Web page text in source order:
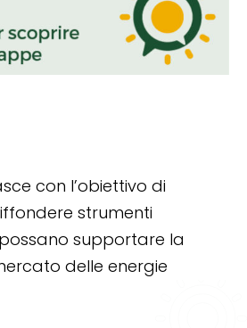
con l’obiettivo di
strumenti
supportare la
delle energie